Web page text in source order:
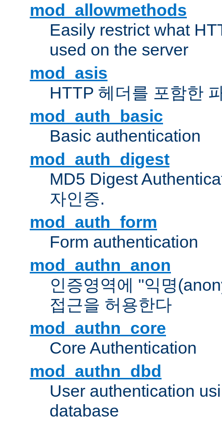
mod_allowmethods
Easily restrict what
used on the server
mod_asis
HTTP 헤더를 포함한
mod_auth_basic
Basic authentication
mod_auth_digest
MD5 Digest
자인증.
mod_auth_form
Form authentication
mod_authn_anon
인증영역에 "익명
접근을 허용한다
mod_authn_core
Core Authentication
mod_authn_dbd
User authentication
database